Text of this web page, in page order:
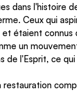
dans l'histoire
Ceux qui
étaient
un
de l'Esprit, ce
restauration